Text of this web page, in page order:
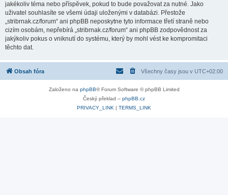
jakékoliv téma nebo příspěvek, pokud to bude považovat za nutné. Jako
uživatel souhlasíte se všemi údaji uloženými v databázi. Přestože
„stribrnak.cz/forum“ ani phpBB neposkytne tyto informace třetí straně nebo
cizím osobám, nepřebírá „stribrnak.cz/forum“ ani phpBB zodpovědnost za
jakýkoliv pokus o vniknutí do systému, který by mohl vést ke kompromitaci
těchto dat.
Obsah fóra Všechny časy jsou v UTC+02:00
Založeno na phpBB® Forum Software © phpBB Limited
Český překlad – phpBB.cz
PRIVACY_LINK | TERMS_LINK